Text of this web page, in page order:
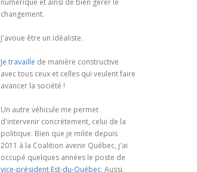
changement.
J'avoue être un idéaliste.
Je travaille de manière constructive
avec tous ceux et celles qui veulent faire
avancer la société !
Un autre véhicule me permet
d'intervenir concrètement, celui de la
politique. Bien que je milite depuis
2011 à la Coalition avenir Québec, j'ai
occupé quelques années le poste de
vice-président Est-du-Québec. Aussi,